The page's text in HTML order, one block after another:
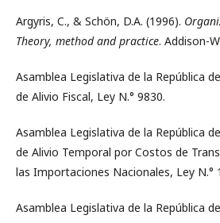
Argyris, C., & Schön, D.A. (1996).
Theory, method and practice. Addison-
Asamblea Legislativa de la República
de Alivio Fiscal, Ley N.° 9830.
Asamblea Legislativa de la República
de Alivio Temporal por Costos de
las Importaciones Nacionales, Ley N.°
Asamblea Legislativa de la República